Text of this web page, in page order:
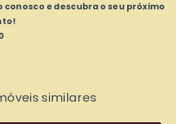
e descubra o seu próximo
similares